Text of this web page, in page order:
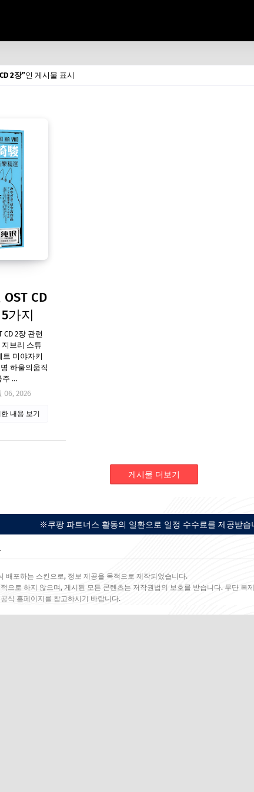
2장 인 게시물 표시
CD
가지
2장 관련
브리 스튜
트 미야자키
하울의움직
주 …
06, 2026
내용 보기
게시물 더보기
※쿠팡 파트너스 활동의 일환으로 일정 수수료를 제공받습
배포하는 스킨으로, 정보 제공을 목적으로 제작되었습니다.
으로 하지 않으며, 게시된 모든 콘텐츠는 저작권법의 보호를 받습니다. 무단 복
식 홈페이지를 참고하시기 바랍니다.